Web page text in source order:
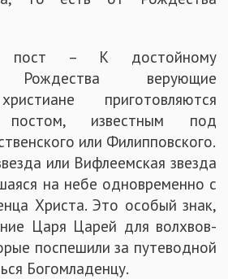
пост – К достойному
Рождества верующие
приготовляются
постом, известным под
или Филипповского.
или Вифлеемская звезда
на небе одновременно с
Христа. Это особый знак,
Царя Царей для волхвов-
поспешили за путеводной
Богомладенцу.